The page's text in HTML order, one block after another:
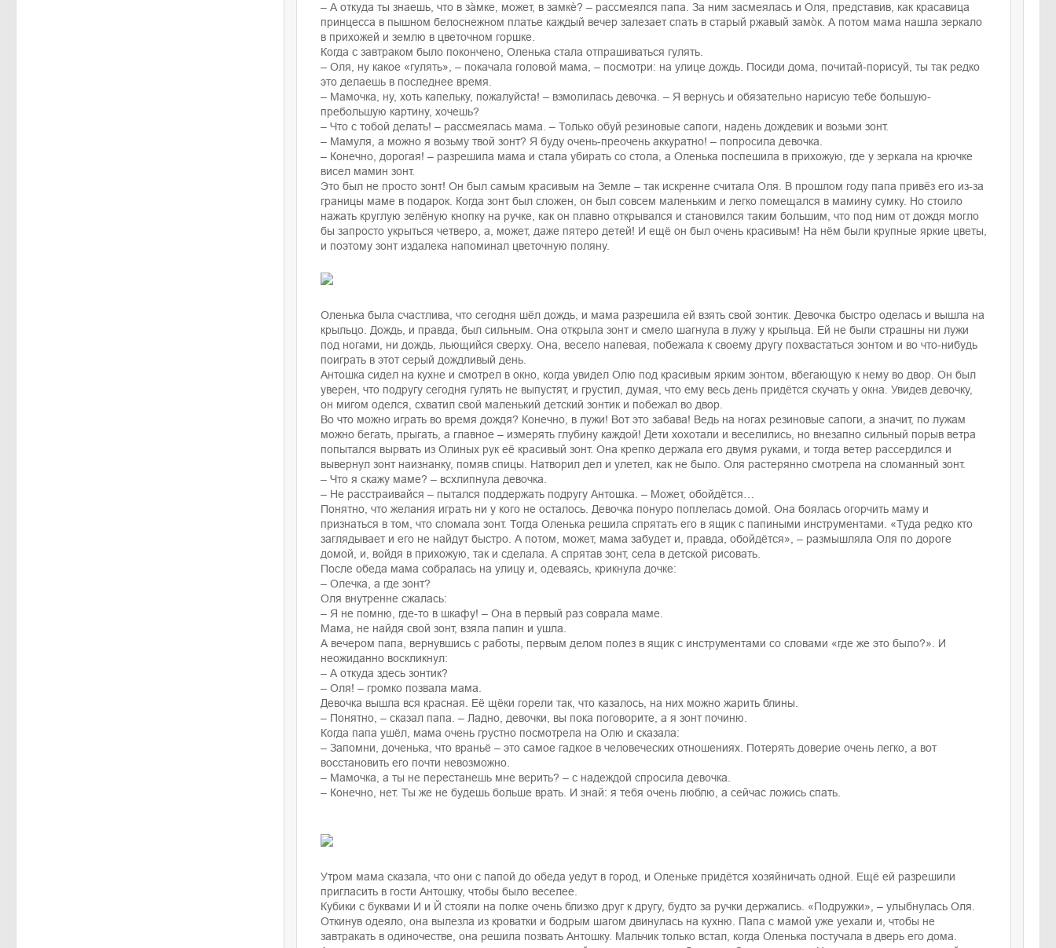
– А откуда ты знаешь, что в за̀мке, может, в замкѐ? – рассмеялся папа. За ним засмеялась и Оля, представив, как красавица
принцесса в пышном белоснежном платье каждый вечер залезает спать в старый ржавый замо̀к. А потом мама нашла зеркало
в прихожей и землю в цветочном горшке.
Когда с завтраком было покончено, Оленька стала отпрашиваться гулять.
– Оля, ну какое «гулять», – покачала головой мама, – посмотри: на улице дождь. Посиди дома, почитай-порисуй, ты так редко
это делаешь в последнее время.
– Мамочка, ну, хоть капельку, пожалуйста! – взмолилась девочка. – Я вернусь и обязательно нарисую тебе большую-
пребольшую картину, хочешь?
– Что с тобой делать! – рассмеялась мама. – Только обуй резиновые сапоги, надень дождевик и возьми зонт.
– Мамуля, а можно я возьму твой зонт? Я буду очень-преочень аккуратно! – попросила девочка.
– Конечно, дорогая! – разрешила мама и стала убирать со стола, а Оленька поспешила в прихожую, где у зеркала на крючке
висел мамин зонт.
Это был не просто зонт! Он был самым красивым на Земле – так искренне считала Оля. В прошлом году папа привёз его из-за
границы маме в подарок. Когда зонт был сложен, он был совсем маленьким и легко помещался в мамину сумку. Но стоило
нажать круглую зелёную кнопку на ручке, как он плавно открывался и становился таким большим, что под ним от дождя могло
бы запросто укрыться четверо, а, может, даже пятеро детей! И ещё он был очень красивым! На нём были крупные яркие цветы,
и поэтому зонт издалека напоминал цветочную поляну.
Оленька была счастлива, что сегодня шёл дождь, и мама разрешила ей взять свой зонтик. Девочка быстро оделась и вышла на
крыльцо. Дождь, и правда, был сильным. Она открыла зонт и смело шагнула в лужу у крыльца. Ей не были страшны ни лужи
под ногами, ни дождь, льющийся сверху. Она, весело напевая, побежала к своему другу похвастаться зонтом и во что-нибудь
поиграть в этот серый дождливый день.
Антошка сидел на кухне и смотрел в окно, когда увидел Олю под красивым ярким зонтом, вбегающую к нему во двор. Он был
уверен, что подругу сегодня гулять не выпустят, и грустил, думая, что ему весь день придётся скучать у окна. Увидев девочку,
он мигом оделся, схватил свой маленький детский зонтик и побежал во двор.
Во что можно играть во время дождя? Конечно, в лужи! Вот это забава! Ведь на ногах резиновые сапоги, а значит, по лужам
можно бегать, прыгать, а главное – измерять глубину каждой! Дети хохотали и веселились, но внезапно сильный порыв ветра
попытался вырвать из Олиных рук её красивый зонт. Она крепко держала его двумя руками, и тогда ветер рассердился и
вывернул зонт наизнанку, помяв спицы. Натворил дел и улетел, как не было. Оля растерянно смотрела на сломанный зонт.
– Что я скажу маме? – всхлипнула девочка.
– Не расстраивайся – пытался поддержать подругу Антошка. – Может, обойдётся…
Понятно, что желания играть ни у кого не осталось. Девочка понуро поплелась домой. Она боялась огорчить маму и
признаться в том, что сломала зонт. Тогда Оленька решила спрятать его в ящик с папиными инструментами. «Туда редко кто
заглядывает и его не найдут быстро. А потом, может, мама забудет и, правда, обойдётся», – размышляла Оля по дороге
домой, и, войдя в прихожую, так и сделала. А спрятав зонт, села в детской рисовать.
После обеда мама собралась на улицу и, одеваясь, крикнула дочке:
– Олечка, а где зонт?
Оля внутренне сжалась:
– Я не помню, где-то в шкафу! – Она в первый раз соврала маме.
Мама, не найдя свой зонт, взяла папин и ушла.
А вечером папа, вернувшись с работы, первым делом полез в ящик с инструментами со словами «где же это было?». И
неожиданно воскликнул:
– А откуда здесь зонтик?
– Оля! – громко позвала мама.
Девочка вышла вся красная. Её щёки горели так, что казалось, на них можно жарить блины.
– Понятно, – сказал папа. – Ладно, девочки, вы пока поговорите, а я зонт починю.
Когда папа ушёл, мама очень грустно посмотрела на Олю и сказала:
– Запомни, доченька, что враньё – это самое гадкое в человеческих отношениях. Потерять доверие очень легко, а вот
восстановить его почти невозможно.
– Мамочка, а ты не перестанешь мне верить? – с надеждой спросила девочка.
– Конечно, нет. Ты же не будешь больше врать. И знай: я тебя очень люблю, а сейчас ложись спать.
Утром мама сказала, что они с папой до обеда уедут в город, и Оленьке придётся хозяйничать одной. Ещё ей разрешили
пригласить в гости Антошку, чтобы было веселее.
Кубики с буквами И и Й стояли на полке очень близко друг к другу, будто за ручки держались. «Подружки», – улыбнулась Оля.
Откинув одеяло, она вылезла из кроватки и бодрым шагом двинулась на кухню. Папа с мамой уже уехали и, чтобы не
завтракать в одиночестве, она решила позвать Антошку. Мальчик только встал, когда Оленька постучала в дверь его дома.